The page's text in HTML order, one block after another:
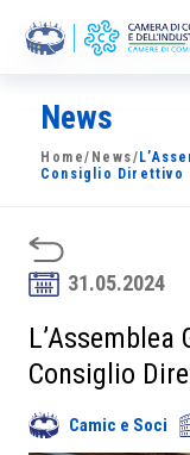
La Camera
News
Sviluppo
Soci
Partner
Progetti
News
Home/ News/
Consiglio Direttivo
31.05.2024
Consiglio
Camic e Soci